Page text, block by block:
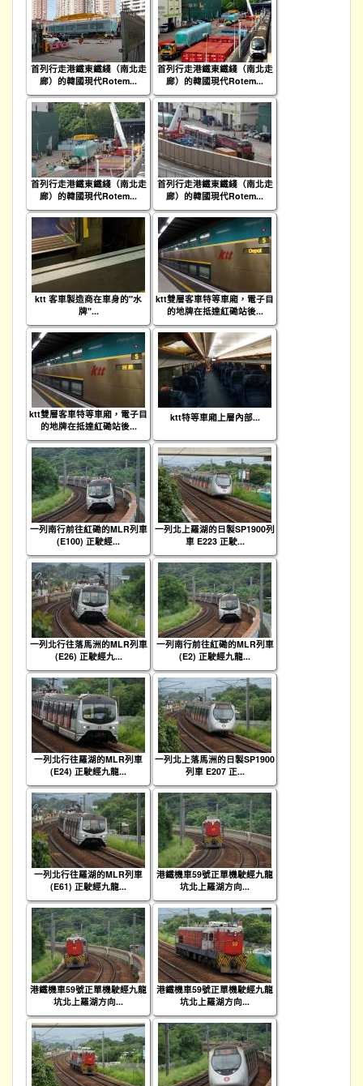
首列行走港鐵東鐵綫（南北走
廊）的韓國現代Rotem...
首列行走港鐵東鐵綫（南北走
廊）的韓國現代Rotem...
首列行走港鐵東鐵綫（南北走
廊）的韓國現代Rotem...
首列行走港鐵東鐵綫（南北走
廊）的韓國現代Rotem...
ktt 客車製造商在車身的"水
牌"...
ktt雙層客車特等車廂，電子目
的地牌在抵達紅磡站後...
ktt雙層客車特等車廂，電子目
的地牌在抵達紅磡站後...
ktt特等車廂上層內部...
一列南行前往紅磡的MLR列車
(E100) 正駛經...
一列北上羅湖的日製SP1900列
車 E223 正駛...
一列北行往落馬洲的MLR列車
(E26) 正駛經九...
一列南行前往紅磡的MLR列車
(E2) 正駛經九龍...
一列北行往羅湖的MLR列車
(E24) 正駛經九龍...
一列北上落馬洲的日製SP1900
列車 E207 正...
一列北行往羅湖的MLR列車
(E61) 正駛經九龍...
港鐵機車59號正單機駛經九龍
坑北上羅湖方向...
港鐵機車59號正單機駛經九龍
坑北上羅湖方向...
港鐵機車59號正單機駛經九龍
坑北上羅湖方向...